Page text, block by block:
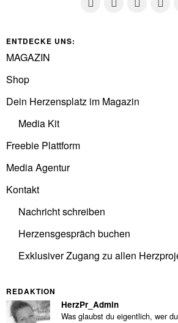
ENTDECKE UNS:
MAGAZIN
Shop
Dein Herzensplatz im Magazin
Media Kit
Freebie Plattform
Media Agentur
Kontakt
Nachricht schreiben
Herzensgespräch buchen
Exklusiver Zugang zu allen
REDAKTION
HerzPr_Admin
Was glaubst du eigentlich, wer